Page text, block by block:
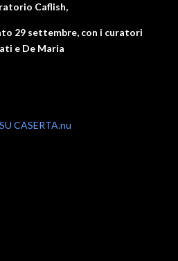
Caflish,
29 settembre, con i curatori
e De Maria
CASERTA.nu